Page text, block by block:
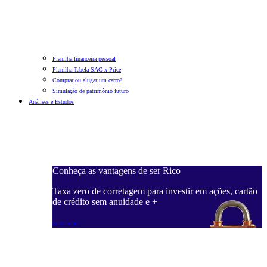
Planilha financeira pessoal
Planilha Tabela SAC x Price
Comprar ou alugar um carro?
Simulação de patrimônio futuro
Análises e Estudos
Conheça as vantagens de ser Rico
Taxa zero de corretagem para investir em ações, cartão
de crédito sem anuidade e +
Saiba mais